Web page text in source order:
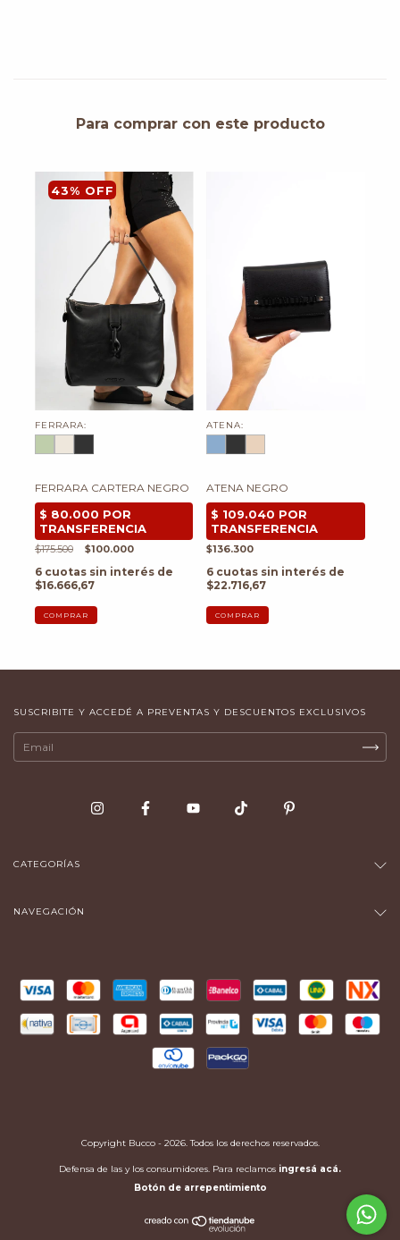
Para comprar con este producto
43% OFF
FERRARA:
FERRARA CARTERA NEGRO
$175.500 $100.000
6 cuotas sin interés de
$16.666,67
COMPRAR
ATENA:
ATENA NEGRO
$136.300
6 cuotas sin interés de
$22.716,67
COMPRAR
SUSCRIBITE Y ACCEDÉ A PREVENTAS Y DESCUENTOS EXCLUSIVOS
CATEGORÍAS
NAVEGACIÓN
Copyright Bucco - 2026. Todos los derechos reservados.
Defensa de las y los consumidores. Para reclamos ingresá acá.
Botón de arrepentimiento